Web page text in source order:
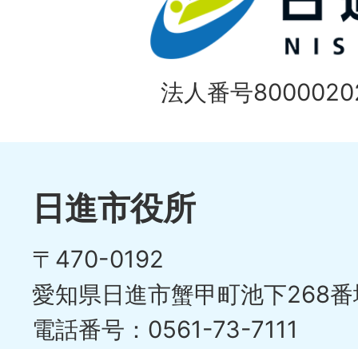
法人番号
日進市役所
〒470-0192
愛知県日進市蟹甲町池下268
電話番号：0561-73-7111